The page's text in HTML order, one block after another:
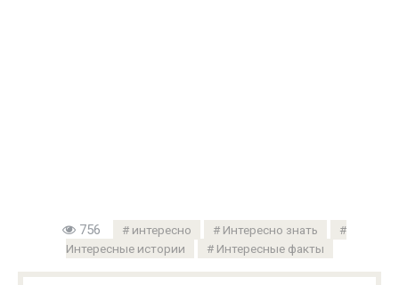
756 интересно
Интересно знать
Интересные истории
Интересные факты